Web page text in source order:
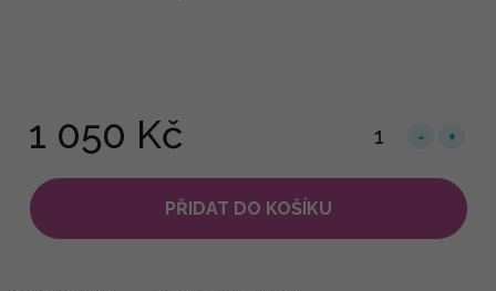
1 050 Kč
PŘIDAT DO KOŠÍKU